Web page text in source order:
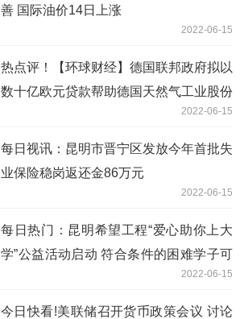
善 国际油价14日上涨
2022-06-15
热点评！【环球财经】德国联邦政府拟以
数十亿欧元贷款帮助德国天然气工业股份
2022-06-15
每日视讯：昆明市晋宁区发放今年首批失
业保险稳岗返还金86万元
2022-06-15
每日热门：昆明希望工程“爱心助你上大
学”公益活动启动 符合条件的困难学子可
2022-06-15
今日快看!美联储召开货币政策会议 讨论